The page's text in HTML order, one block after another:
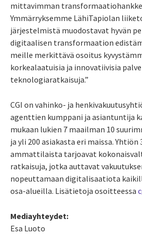
mittavimman
Ymmärryksemme LähiTapiolan
järjestelmistä muodostavat hyvän
digitaalisen transformaation
meille merkittävä osoitus
korkealaatuisia ja innovatiivisia
teknologiaratkaisuja.”
CGI on vahinko- ja
agenttien kumppani ja asiantuntija
mukaan lukien 7 maailman 10
ja yli 200 asiakasta eri maissa. Yhtiön
ammattilaista tarjoavat
ratkaisuja, jotka auttavat
nopeuttamaan digitalisaatiota
osa-alueilla. Lisätietoja osoitteessa
Mediayhteydet:
Esa Luoto